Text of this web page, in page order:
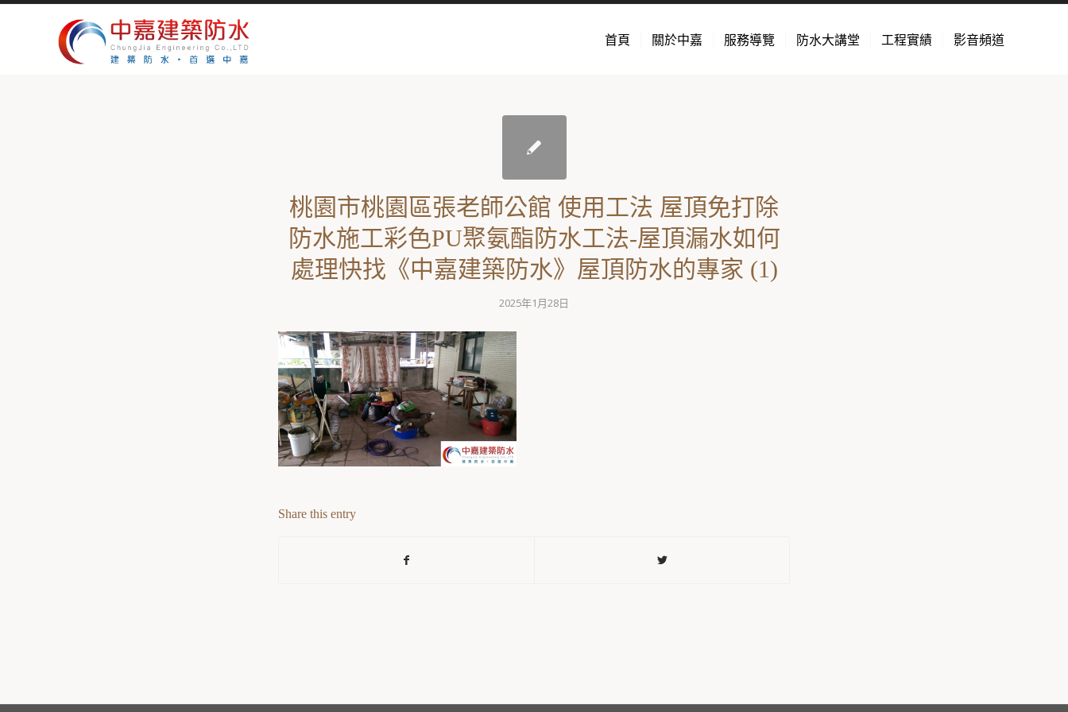
首頁 關於中嘉 服務導覽 防水大講堂 工程實績 影音頻道
桃園市桃園區張老師公館 使用工法 屋頂免打除
防水施工彩色PU聚氨酯防水工法-屋頂漏水如何
處理快找《中嘉建築防水》屋頂防水的專家 (1)
2025年1月28日
Share this entry